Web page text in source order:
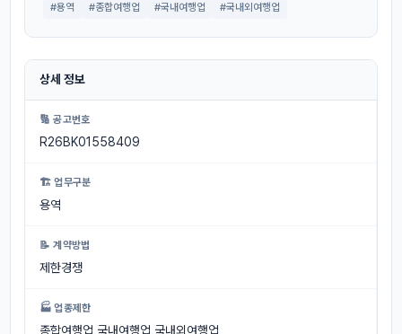
#용역 #종합여행업 #국내여행업 #국내외여행업
상세 정보
🔢 공고번호
R26BK01558409
🏗 업무구분
용역
📝 계약방법
제한경쟁
🏭 업종제한
종합여행업,국내여행업,국내외여행업